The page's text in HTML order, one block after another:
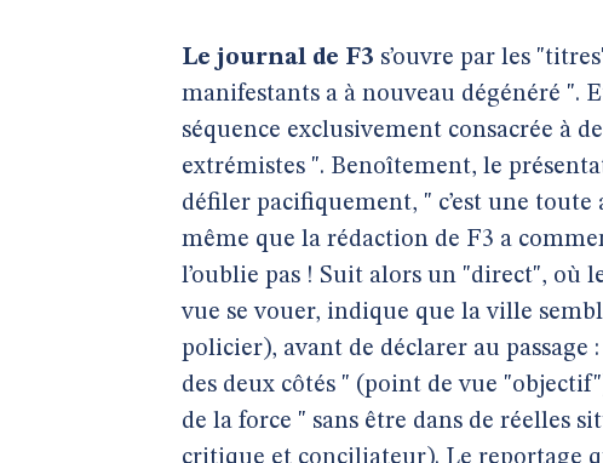
Le journal de F3 s’ouvre par les
manifestants a à nouveau dégénéré ".
séquence exclusivement consacrée à
extrémistes ". Benoîtement, le
défiler pacifiquement, " c’est une
même que la rédaction de F3 a
l’oublie pas ! Suit alors un "direct", où
vue se vouer, indique que la ville
policier), avant de déclarer au passage
des deux côtés " (point de vue
de la force " sans être dans de réelles
critique et conciliateur). Le reportage